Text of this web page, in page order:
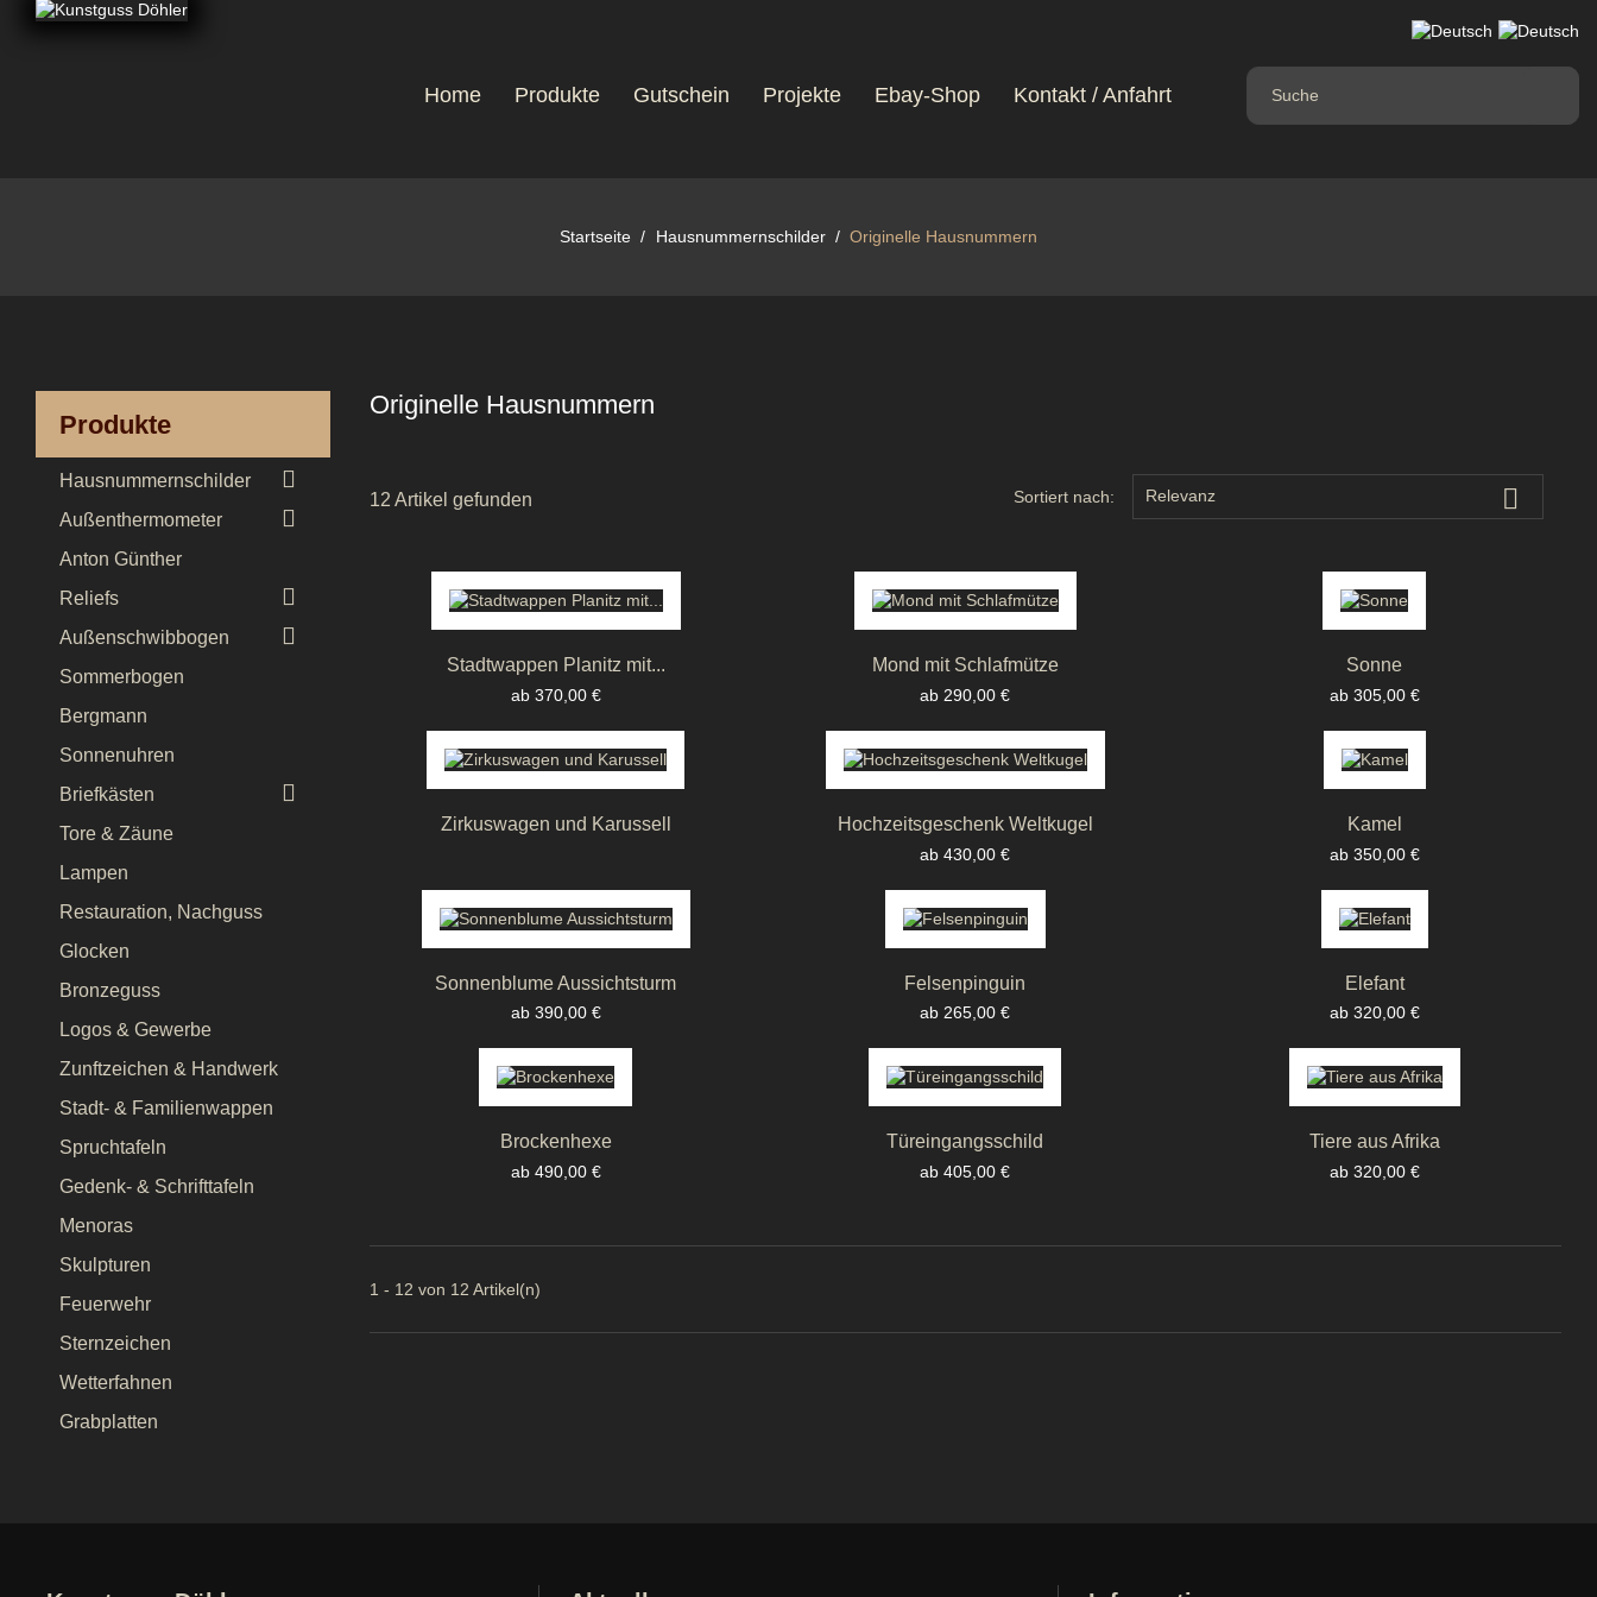
Home Produkte Gutschein Projekte Ebay-Shop Kontakt / Anfahrt
Startseite Hausnummernschilder Originelle Hausnummern
Produkte
Hausnummernschilder 
Außenthermometer 
Anton Günther
Reliefs

Außenschwibbogen 
Sommerbogen
Bergmann
Sonnenuhren
Briefkästen

Tore & Zäune
Lampen
Restauration, Nachguss
Glocken
Bronzeguss
Logos & Gewerbe
Zunftzeichen & Handwerk
Stadt- & Familienwappen
Spruchtafeln
Gedenk- & Schrifttafeln
Menoras
Skulpturen
Feuerwehr
Sternzeichen
Wetterfahnen
Grabplatten
Originelle Hausnummern
12 Artikel gefunden Sortiert nach: Relevanz 
Stadtwappen Planitz mit...
Preis
ab 370,00 €
Mond mit Schlafmütze
Preis
ab 290,00 €
Sonne
Preis
ab 305,00 €
Zirkuswagen und Karussell Hochzeitsgeschenk Weltkugel
Preis
ab 430,00 €
Kamel
Preis
ab 350,00 €
Sonnenblume Aussichtsturm
Preis
ab 390,00 €
Felsenpinguin
Preis
ab 265,00 €
Elefant
Preis
ab 320,00 €
Brockenhexe
Preis
ab 490,00 €
Türeingangsschild
Preis
ab 405,00 €
Tiere aus Afrika
Preis
ab 320,00 €
1 - 12 von 12 Artikel(n)